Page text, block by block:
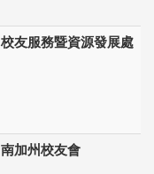
校友服務暨資源發展處
南加州校友會